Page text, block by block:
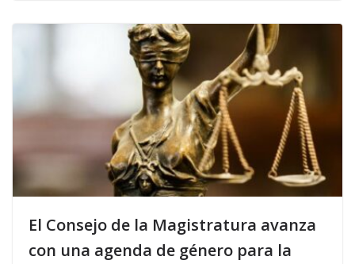
El Consejo de la Magistratura avanza
con una agenda de género para la